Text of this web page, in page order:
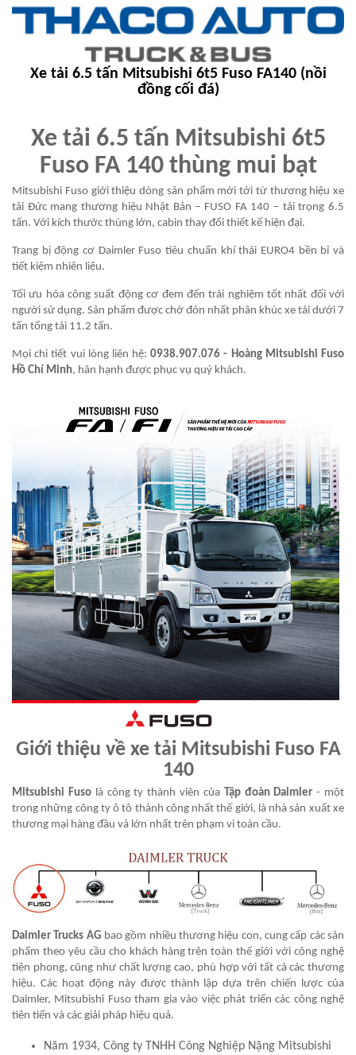
Xe tải 6.5 tấn Mitsubishi 6t5 Fuso FA140 (nồi
đồng cối đá)
Xe tải 6.5 tấn Mitsubishi 6t5
Fuso FA 140 thùng mui bạt
Mitsubishi Fuso giới thiệu dòng sản phẩm mới tới từ thương hiệu xe
tải Đức mang thương hiệu Nhật Bản – FUSO FA 140 – tải trọng 6.5
tấn. Với kích thước thùng lớn, cabin thay đổi thiết kế hiện đại.
Trang bị động cơ Daimler Fuso tiêu chuẩn khí thải EURO4 bền bỉ và
tiết kiệm nhiên liệu.
Tối ưu hóa công suất động cơ đem đến trải nghiệm tốt nhất đối với
người sử dụng. Sản phẩm được chờ đón nhất phân khúc xe tải dưới 7
tấn tổng tải 11.2 tấn.
Mọi chi tiết vui lòng liên hệ:0938.907.076 - Hoàng Mitsubishi Fuso
Hồ Chí Minh, hân hạnh được phục vụ quý khách.
Giới thiệu về xe tải Mitsubishi Fuso FA
140
Mitsubishi Fusolà công ty thành viên của Tập đoàn Daimler - một
trong những công ty ô tô thành công nhất thế giới, là nhà sản xuất xe
thương mại hàng đầu và lớn nhất trên phạm vi toàn cầu.
Daimler Trucks AG bao gồm nhiều thương hiệu con, cung cấp các sản
phẩm theo yêu cầu cho khách hàng trên toàn thế giới với công nghệ
tiên phong, cũng như chất lượng cao, phù hợp với tất cả các thương
hiệu. Các hoạt động này được thành lập dựa trên chiến lược của
Daimler, Mitsubishi Fuso tham gia vào việc phát triển các công nghệ
tiên tiến và các giải pháp hiệu quả.
Năm 1934, Công ty TNHH Công Nghiệp Nặng Mitsubishi